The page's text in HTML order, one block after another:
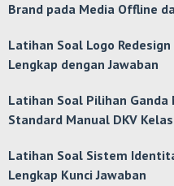
Brand pada Media Offline
Latihan Soal Logo
Lengkap dengan Jawaban
Latihan Soal Pilihan Ganda
Standard Manual DKV
Latihan Soal Sistem
Lengkap Kunci Jawaban